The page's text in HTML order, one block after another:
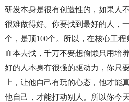
研发本身是很有创造性的，如果人
很难做得好。你要找到最好的人，
个，是顶100个。所以，在核心工
血本去找，千万不要想偷懒只用培
好的人本身有很强的驱动力，你只
上，让他自己有玩的心态，他才能
他自己，才能打动别人。所以你今